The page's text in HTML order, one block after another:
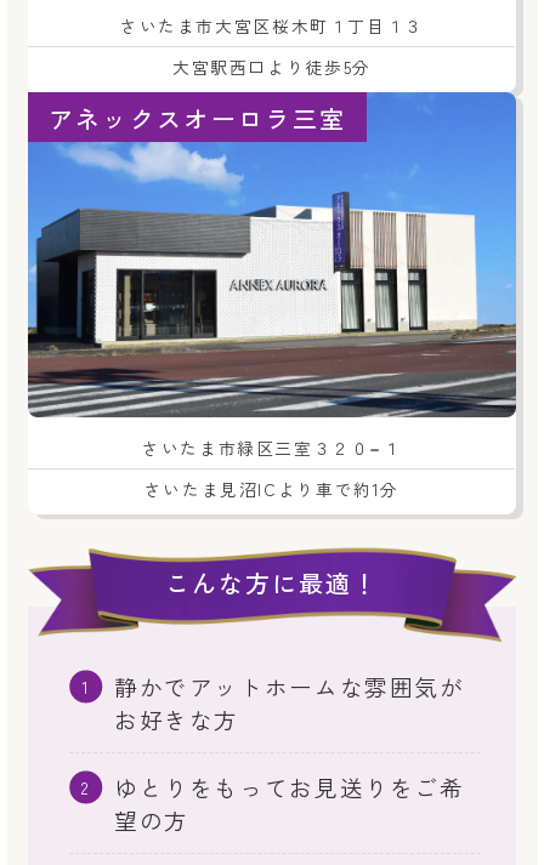
さいたま市大宮区桜木町１丁目１３
大宮駅西口より徒歩5分
アネックスオーロラ三室
さいたま市緑区三室３２０−１
さいたま見沼ICより車で約1分
こんな方に最適！
静かでアットホームな雰囲気が
お好きな方
ゆとりをもってお見送りをご希
望の方